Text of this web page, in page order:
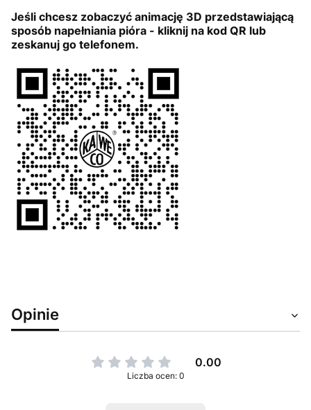
Jeśli chcesz zobaczyć animację 3D przedstawiającą
sposób napełniania pióra - kliknij na kod QR lub
zeskanuj go telefonem.
Opinie
0.00
Liczba ocen: 0